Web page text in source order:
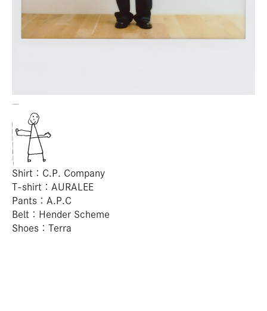
Shirt：C.P. Company
T-shirt：AURALEE
Pants：A.P.C
Belt：Hender Scheme
Shoes：Terra
A